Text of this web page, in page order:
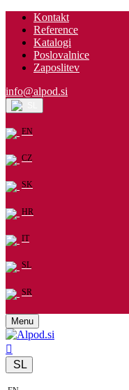
Kontakt
Reference
Katalogi
Poslovalnice
Zaposlitev
info@alpod.si
EN
CZ
SK
HR
IT
SL
SR
Menu
SL